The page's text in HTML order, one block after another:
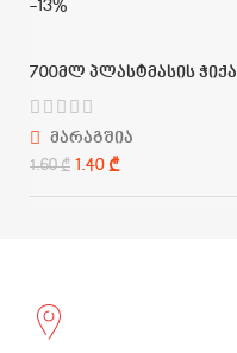
-13%
700მლ პლასტმასის ჭიქა
მარაგშია
1.60₾ 1.40₾